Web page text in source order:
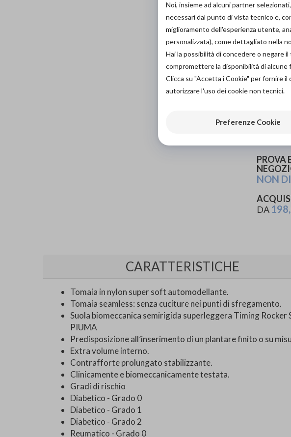
Il volume
(anche spessi).
La pratica
soprattutto
ACTIVITY
un’attività
PROVA
PROVA
NON
DA
CARATTERISTICHE
Tomaia in nylon super soft automodellante.
Tomaia seamless: senza cuciture nei punti di sfregamento.
Suola biomeccanica semirigida superleggera Timing Rocker
PIUMA
Predisposizione all’inserimento di un plantare finito o su
Extra volume interno.
Contrafforte prolungato stabilizzante.
Clinicamente e biomeccanicamente testata.
Gradi di rischio
Diabetico - Grado 0
Diabetico - Grado 1
Diabetico - Grado 2
Reumatico - Grado 0
Noi, insieme ad alcuni partner
necessari dal punto di vista tecnico e,
miglioramento dell'esperienza utente,
personalizzata), come dettagliato nella
Hai la possibilità di concedere o negare
compromettere la disponibilità di alcune
Clicca su "Accetta i Cookie" per fornire
autorizzare l'uso dei cookie non tecnici.
Preferenze Cookie